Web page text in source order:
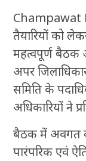
Champawat
तैयारियों को
महत्वपूर्ण बैठक
अपर
समिति के
अधिकारियों ने
बैठक में अवगत
पारंपरिक एवं